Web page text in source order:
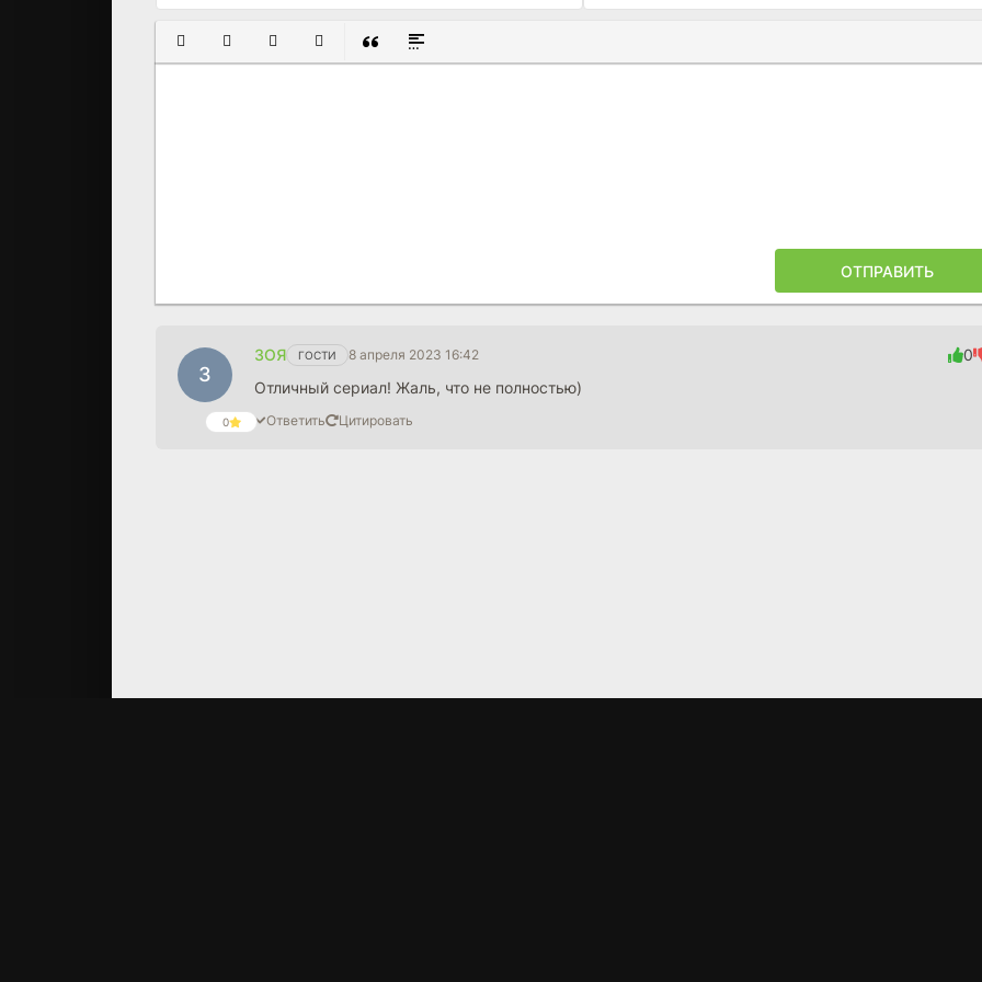
ПОЛУЖИРНЫЙ
КУРСИВПОДЧЕРКНУТЫЙ
ЗАЧЕРКНУТЫЙ
ВСТАВКА ЦИТАТЫ
ВСТАВКА СПОЙЛЕРА
ОТПРАВИТЬ
0
З
ЗОЯ ГОСТИ 8 апреля 2023 16:42
0
Отличный сериал! Жаль, что не полностью)
Ответить Цитировать